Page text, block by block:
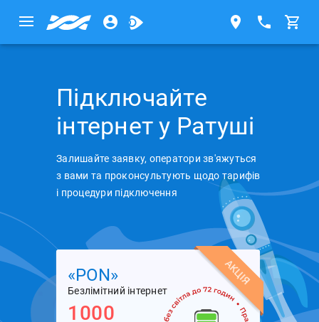
Підключайте
інтернет у Ратуші
Залишайте заявку, оператори зв'яжуться
з вами та проконсультують щодо тарифів
і процедури підключення
АКЦІЯ
«PON»
Безлімітний інтернет
1000